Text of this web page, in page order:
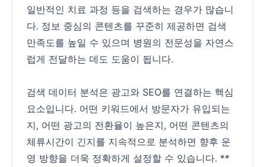
일반적인 치료 과정 등을 검색하는 경우가 많습니
다. 정보 중심의 콘텐츠를 꾸준히 제공하면 검색
만족도를 높일 수 있으며 병원의 전문성을 자연스
럽게 전달하는 데도 도움이 됩니다.
검색 데이터 분석은 광고와 SEO를 연결하는 핵심
요소입니다. 어떤 키워드에서 방문자가 유입되는
지, 어떤 광고의 전환율이 높은지, 어떤 콘텐츠의
체류시간이 긴지를 지속적으로 분석하면 향후 운
영 방향을 더욱 정확하게 설정할 수 있습니다. **